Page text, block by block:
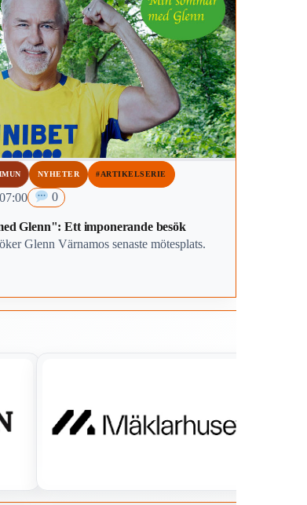
NYHETER #ARTIKELSERIE
0
Glenn": Ett imponerande besök
Glenn Värnamos senaste mötesplats.